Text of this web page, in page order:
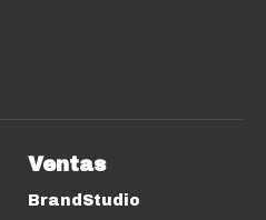
Ventas
BrandStudio